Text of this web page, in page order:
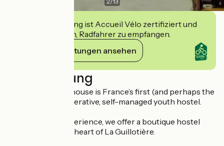
Diese Einrichtung ist Accueil Vélo zertifiziert und
verpflichtet sich, Radfahrer zu empfangen.
Ihre Verpflichtungen ansehen
Beschreibung
Le Flâneur Guesthouse is France’s first (and perhaps the
world’s first) cooperative, self-managed youth hostel.
With 10 years’ experience, we offer a boutique hostel
experience in the heart of La Guillotière.